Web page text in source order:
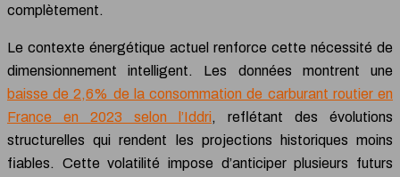
complètement.
Le contexte énergétique actuel renforce cette nécessité de
dimensionnement intelligent. Les données montrent une
baisse de 2,6% de la consommation de carburant routier en
France en 2023 selon l’Iddri, reflétant des évolutions
structurelles qui rendent les projections historiques moins
fiables. Cette volatilité impose d’anticiper plusieurs futurs